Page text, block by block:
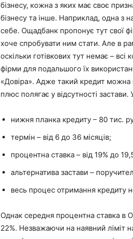
бізнесу, кожна з яких має своє
бізнесу та інше. Наприклад, одна з
себе. Ощадбанк пропонує тут свої
хоче спробувати ним стати. Але в
оскільки готівкових тут немає –
фірми для подальшого їх
«Довіра». Адже такий кредит
плюс полягає у відсутності
нижня планка кредиту – 80 тис.
термін – від 6 до 36 місяців;
процентна ставка – від 19% до
альтернатива застави –
весь процес отримання кредиту
Однак середня процентна ставка в
22%. Незважаючи на наявний ліміт